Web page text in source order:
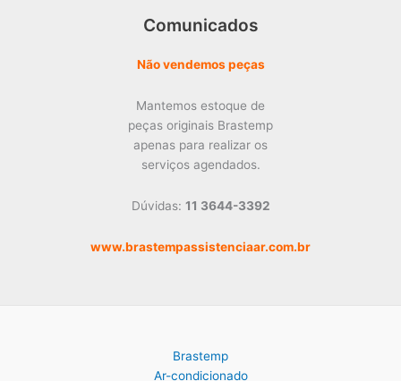
Comunicados
Não vendemos peças
Mantemos estoque de
peças originais Brastemp
apenas para realizar os
serviços agendados.
Dúvidas: 11 3644-3392
www.brastempassistenciaar.com.br
Brastemp
Ar-condicionado